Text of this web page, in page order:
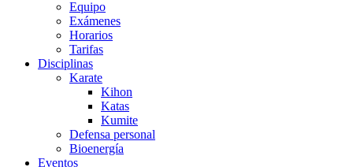
Equipo
Exámenes
Horarios
Tarifas
Disciplinas
Karate
Kihon
Katas
Kumite
Defensa personal
Bioenergía
Eventos